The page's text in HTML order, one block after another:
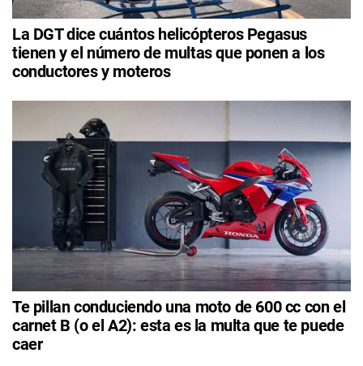
La DGT dice cuántos helicópteros Pegasus
tienen y el número de multas que ponen a los
conductores y moteros
Te pillan conduciendo una moto de 600 cc con el
carnet B (o el A2): esta es la multa que te puede
caer